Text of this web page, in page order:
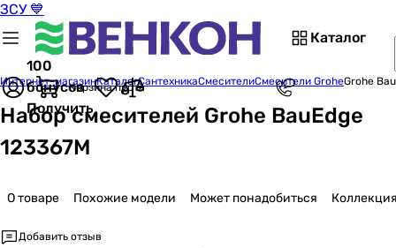
ЗСУ 💙
Каталог
100
бонусов
Получить
Корзина пуста
Интернет-магазинКаталогСантехникаСмесителиСмесители GroheGrohe
Набор смесителей Grohe BauEdge
123367M
О товаре Похожие модели Может понадобиться
Добавить отзыв